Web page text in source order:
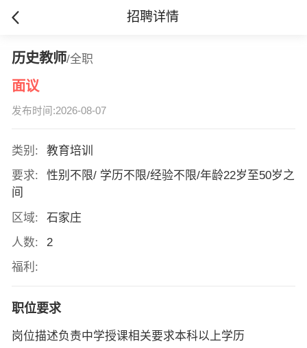
招聘详情
历史教师/全职
面议
发布时间:2026-08-07
类别:
教育培训
要求:
性别不限/ 学历不限/经验不限/年龄22岁至50岁之
间
区域:
石家庄
人数:
2
福利:
职位要求
岗位描述负责中学授课相关要求本科以上学历